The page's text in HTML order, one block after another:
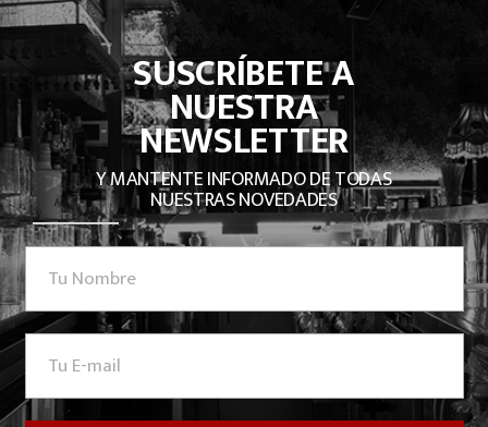
SUSCRÍBETE A
NUESTRA
NEWSLETTER
Y MANTENTE INFORMADO DE TODAS
NUESTRAS NOVEDADES